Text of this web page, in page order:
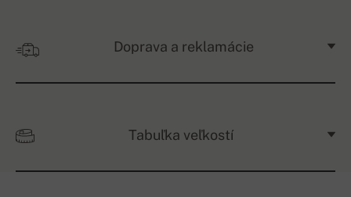
Doprava a reklamácie
Tabuľka veľkostí